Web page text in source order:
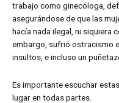
trabajo como ginecóloga,
asegurándose de que las
hacía nada ilegal, ni siquiera
embargo, sufrió ostracismo
insultos, e incluso un
Es importante escuchar
lugar en todas partes.